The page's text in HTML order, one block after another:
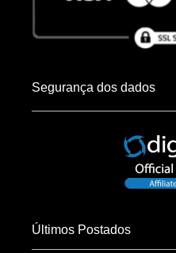
Segurança dos dados
Últimos Postados